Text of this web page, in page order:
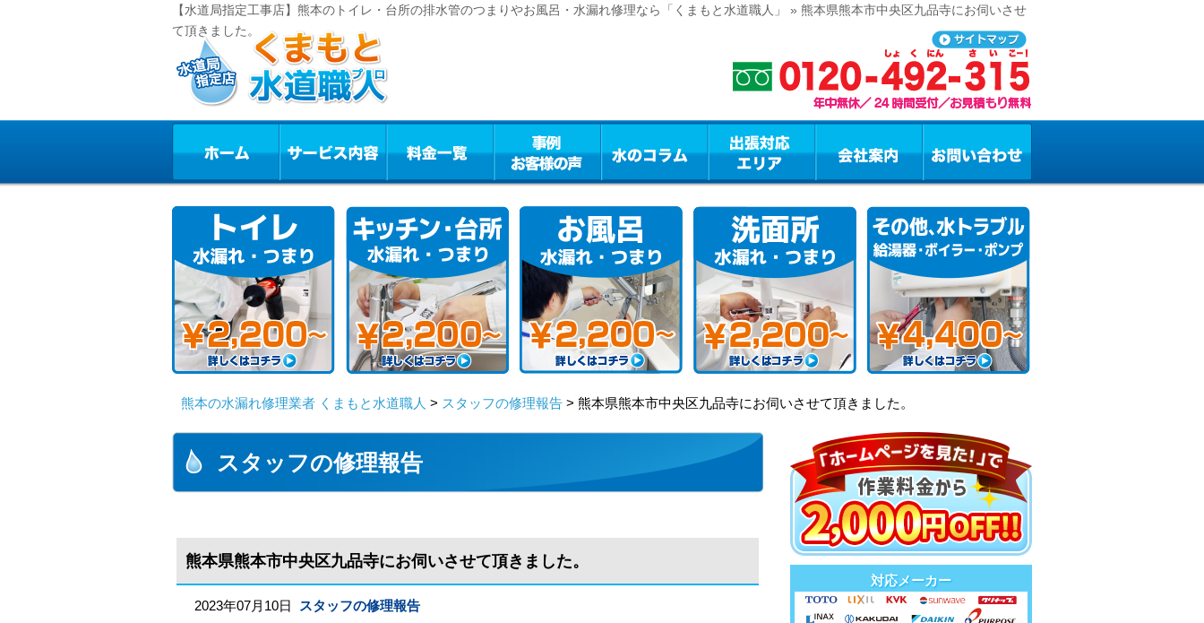
【水道局指定工事店】熊本のトイレ・台所の排水管のつまりやお風呂・水漏れ修理なら「くまもと水道職人」 » 熊本県熊本市中央区九品寺にお伺いさせ
て頂きました。
熊本の水漏れ修理業者 くまもと水道職人 > スタッフの修理報告 > 熊本県熊本市中央区九品寺にお伺いさせて頂きました。
スタッフの修理報告
熊本県熊本市中央区九品寺にお伺いさせて頂きました。
2023年07月10日 スタッフの修理報告
対応メーカー